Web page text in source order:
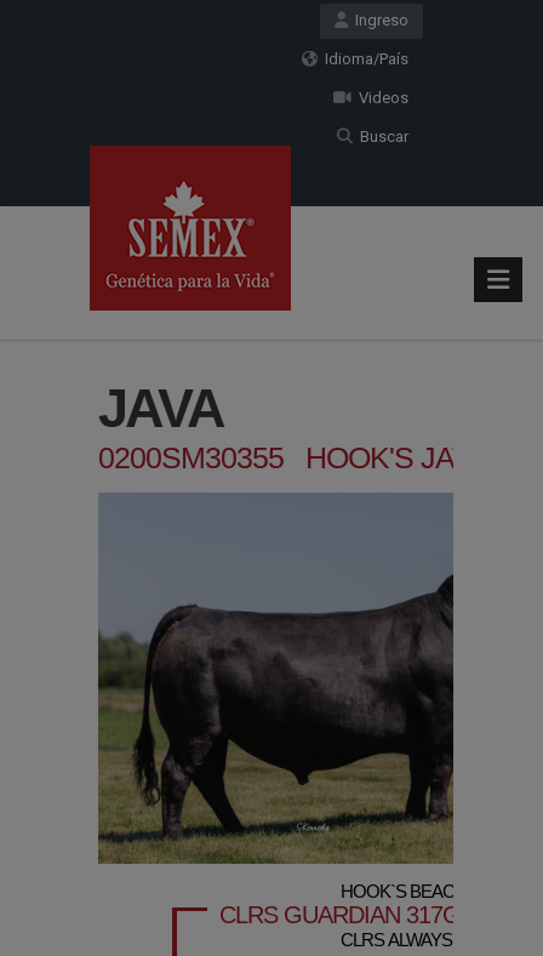
Ingreso
Idioma/País
Videos
Buscar